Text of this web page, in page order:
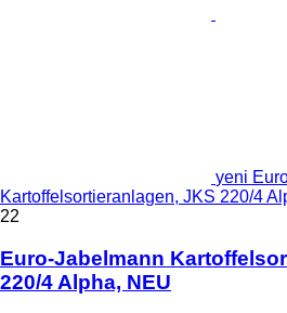
yeni
Kartoffelsortieranlagen, JKS 220/4
22
Euro-Jabelmann
220/4 Alpha, NEU